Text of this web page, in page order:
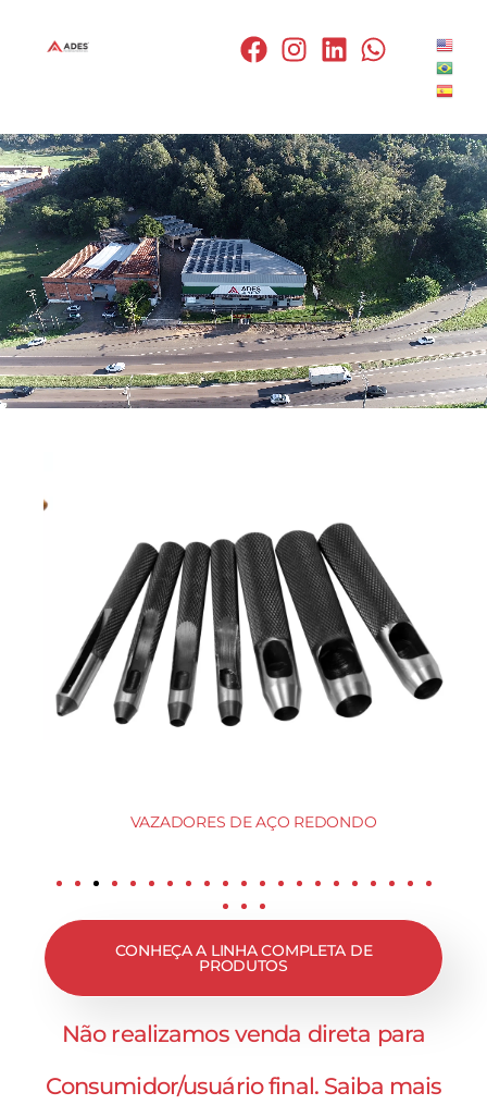
VAZADORES DE AÇO REDONDO
CONHEÇA A LINHA COMPLETA DE
PRODUTOS
Não realizamos venda direta para
Consumidor/usuário final. Saiba mais